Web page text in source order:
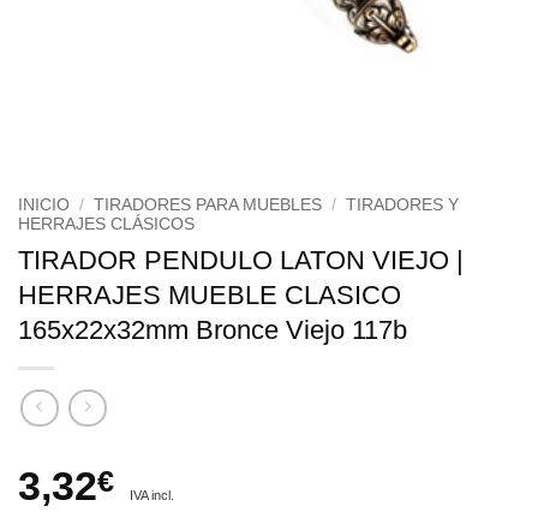
INICIO / TIRADORES PARA MUEBLES / TIRADORES Y
HERRAJES CLÁSICOS
TIRADOR PENDULO LATON VIEJO |
HERRAJES MUEBLE CLASICO
165x22x32mm Bronce Viejo 117b
3,32€ IVA incl.